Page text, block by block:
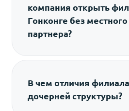
компания открыть
Гонконге без местного
партнера?
без привлечения
зарегистрированная
компания, поэтому
владения не создается.
В чем отличия
дочерней структуры?